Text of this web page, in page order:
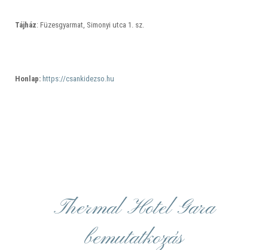
Tájház: Füzesgyarmat, Simonyi utca 1. sz.
Honlap: https://csankidezso.hu
Thermal Hotel Gara
bemutatkozás